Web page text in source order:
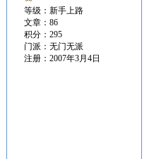
等级：新手上路
文章：86
积分：295
门派：无门无派
注册：2007年3月4日